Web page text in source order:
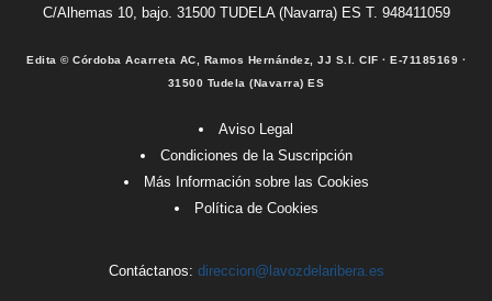
C/Alhemas 10, bajo. 31500 TUDELA (Navarra) ES T. 948411059
Edita © Córdoba Acarreta AC, Ramos Hernández, JJ S.I. CIF · E-71185169 ·
31500 Tudela (Navarra) ES
Aviso Legal
Condiciones de la Suscripción
Más Información sobre las Cookies
Política de Cookies
Contáctanos: direccion@lavozdelaribera.es